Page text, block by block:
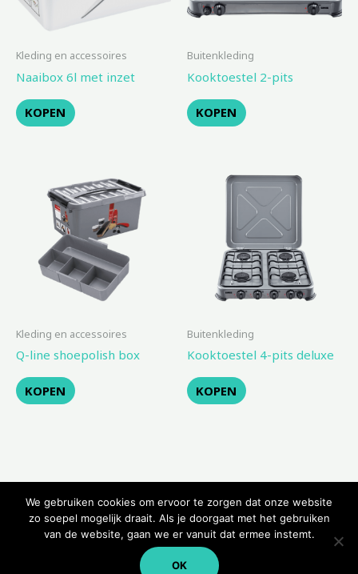
Kleding en accessoires
Naaibox 6l met inzet
KOPEN
Buitenkleding
Kooktoestel 2-pits
KOPEN
Kleding en accessoires
Q-line shoepolish box
KOPEN
Buitenkleding
Kooktoestel 4-pits deluxe
KOPEN
Copyright © 2026 Kampeerwinkeltje
We gebruiken cookies om ervoor te zorgen dat onze website
zo soepel mogelijk draait. Als je doorgaat met het gebruiken
van de website, gaan we er vanuit dat ermee instemt.
OK